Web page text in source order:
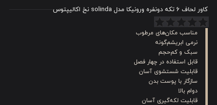
کاور لحاف 6 تکه دونفره ورونیکا مدل solinda نخ اکالیپتوس
مناسب مکان‌های مرطوب
نرمی ابریشم‌گونه
سبک و کم‌حجم
قابل استفاده در چهار فصل
قابلیت شستشوی آسان
سازگار با پوست بدن
دوام بالا
قابلیت لکه‌گیری آسان